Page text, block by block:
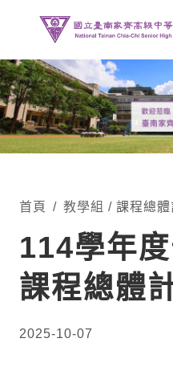
首頁 教學組 / 課程總
114學年
課程總體
2025-10-07